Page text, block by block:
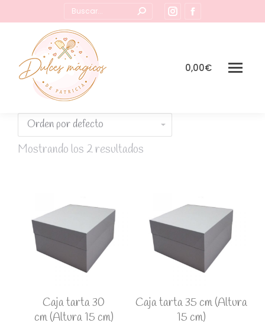
Buscar:
Instagram
page
new
page
in
0,00€
Mostrando los 2 resultados
Caja tarta 30
cm (Altura 15 cm)
Caja tarta 35 cm (Altura
15 cm)